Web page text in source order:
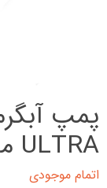
ULTRA مدل 15FLA-240W
اتمام موجودی